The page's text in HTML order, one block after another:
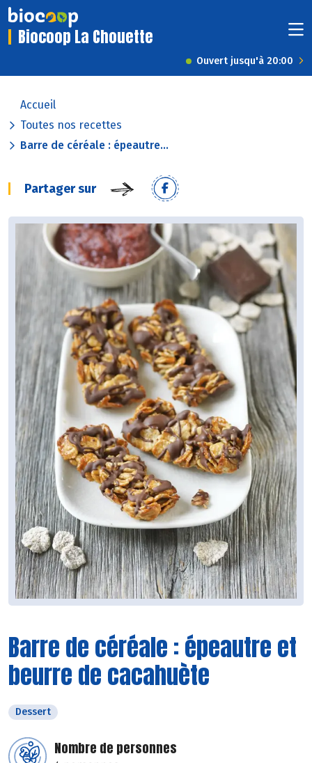
Biocoop La Chouette
Ouvert jusqu'à 20:00
Accueil
Toutes nos recettes
Barre de céréale : épeautre...
Partager sur
Barre de céréale : épeautre et
beurre de cacahuète
Dessert
Nombre de personnes